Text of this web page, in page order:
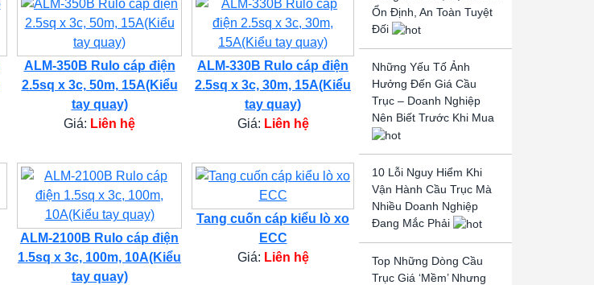
ALM-350B Rulo cáp điện
2.5sq x 3c, 50m, 15A(Kiểu
tay quay)
Giá: Liên hệ
ALM-330B Rulo cáp điện
2.5sq x 3c, 30m, 15A(Kiểu
tay quay)
Giá: Liên hệ
ALM-2100B Rulo cáp điện
1.5sq x 3c, 100m, 10A(Kiểu
tay quay)
Tang cuốn cáp kiểu lò xo
ECC
Giá: Liên hệ
Ổn Định, An Toàn Tuyệt
Đối
Những Yếu Tố Ảnh
Hưởng Đến Giá Cầu
Trục – Doanh Nghiệp
Nên Biết Trước Khi Mua
10 Lỗi Nguy Hiểm Khi
Vận Hành Cầu Trục Mà
Nhiều Doanh Nghiệp
Đang Mắc Phải
Top Những Dòng Cầu
Trục Giá ‘Mềm’ Nhưng